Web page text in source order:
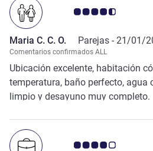
Nota de clientes de
Maria C. C. O. Parejas - 21/01/
Comentarios confirmados ALL
Ubicación excelente, habitación
temperatura, baño perfecto, agua
limpio y desayuno muy completo.
Nota de clientes de